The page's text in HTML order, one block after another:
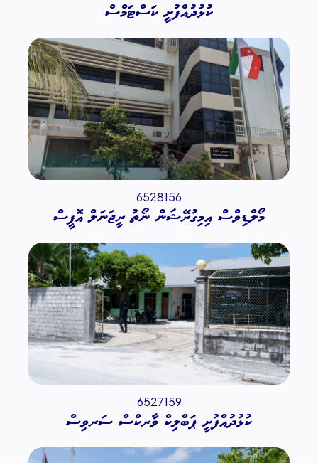
ކުޅުދުއްފުށީ ކަސްޓަމްސް
6528156
މޯލްޑިވްސް އިމިގުރޭޝަން ނޯތު ރީޖަނަލް އޮފީސް
6527159
ކުޅުދުއްފުށީ ޕަބްލިކް ވާރކްސް ސަރވިސް